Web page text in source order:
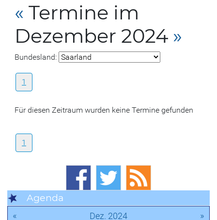
« Termine im
Dezember 2024 »
Bundesland:
1
Für diesen Zeitraum wurden keine Termine gefunden
1
Agenda
« Dez. 2024 »